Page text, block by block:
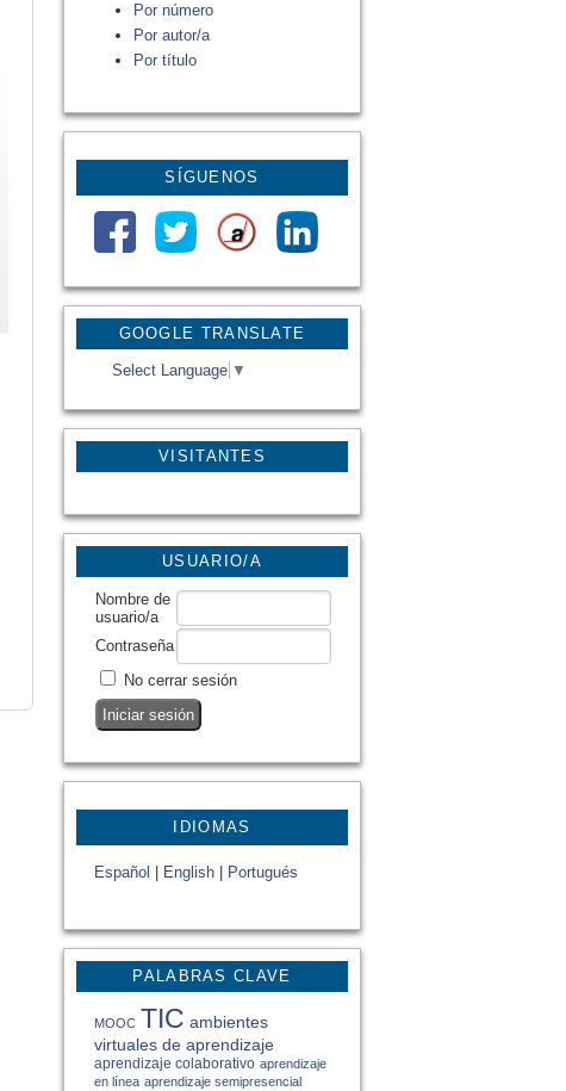
GOOGLE TRANSLATE
Select Language ▼
VISITANTES
Por número
Por autor/a
Por título
SÍGUENOS
USUARIO/A
Nombre de
usuario/a
Contraseña
No cerrar sesión
IDIOMAS
Español English Portugués
PALABRAS CLAVE
MOOC TIC ambientes
virtuales de aprendizaje
aprendizaje colaborativo aprendizaje
en línea aprendizaje semipresencial